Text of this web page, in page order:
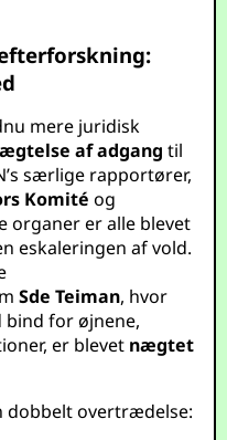
mere juridisk
af adgang til
særlige rapportører,
Komité og
organer er alle blevet
eskaleringen af vold.
Sde Teiman, hvor
bind for øjnene,
er blevet nægtet
dobbelt overtrædelse: